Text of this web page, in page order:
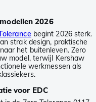
2026
begint 2026 sterk.
strak design, praktische
het buitenleven. Zero
model, terwijl Kershaw
werkmessen als
voor EDC